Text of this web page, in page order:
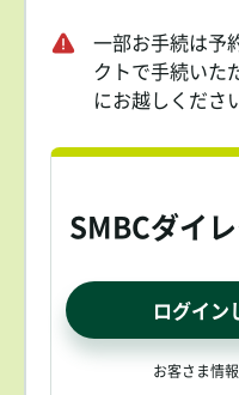
一部お手続は予
クトで手続いた
にお越しくださ
SMBCダイ
ログイン
お客さま情